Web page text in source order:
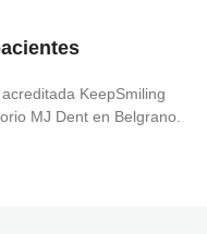
KeepSmiling
MJ Dent en Belgrano.